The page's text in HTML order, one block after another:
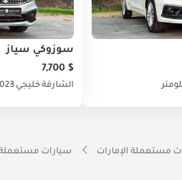
سوزوكي سياز
$ 7,700
الشارقة خليجي
مستعملة الإمارات سيارات